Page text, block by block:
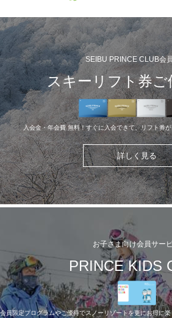
SEIBU PRINCE CLUB会
スキーリフト券ご
入会金・年会費 無料！すぐに入会できて、リフト券
詳しく見る
お子さま向け会員サー
PRINCE KIDS
会員限定プログラムやご優待でスノーリゾートを更にお得に